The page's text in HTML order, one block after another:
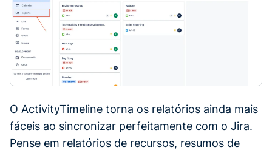
O ActivityTimeline torna os relatórios ainda mais
fáceis ao sincronizar perfeitamente com o Jira.
Pense em relatórios de recursos, resumos de